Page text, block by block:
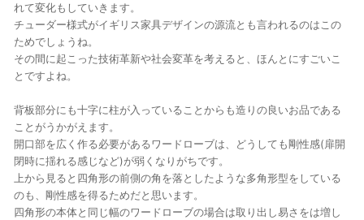
れて変化もしていきます。
チューダー様式がイギリス家具デザインの源流とも言われるのはこの
ためでしょうね。
その間に起こった技術革新や社会変革を考えると、ほんとにすごいこ
とですよね。
背板部分にも十字に柱が入っていることからも造りの良いお品である
ことがうかがえます。
開口部を広く作る必要があるワードローブは、どうしても剛性感(扉開
閉時に揺れる感じなど)が弱くなりがちです。
上から見ると四角形の前側の角を落としたような多角形型をしている
のも、剛性感を得るためだと思います。
四角形の本体と同じ幅のワードローブの場合は取り出し易さをは増し